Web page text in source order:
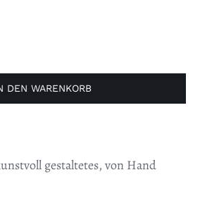
DEN WARENKORB
gestaltetes, von Hand